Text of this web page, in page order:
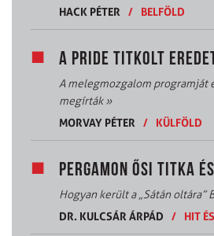
HACK PÉTER
/ BELFÖLD
A PRIDE TITKOLT
A melegmozgalom
megírták»
MORVAY PÉTER
/ KÜLFÖLD
PERGAMON ŐSI TITKA
Hogyan került a „Sátán oltára”
DR. KULCSÁR ÁRPÁD
/ HIT